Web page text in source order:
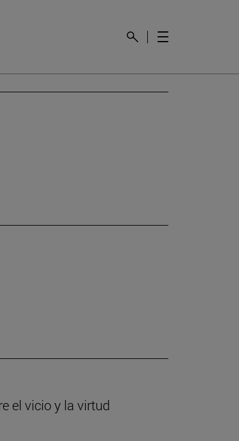
el vicio y la virtud